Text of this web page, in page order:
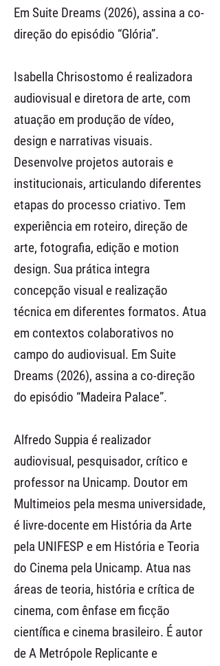
Em Suite Dreams (2026), assina a co-
direção do episódio “Glória”.
Isabella Chrisostomo é realizadora
audiovisual e diretora de arte, com
atuação em produção de vídeo,
design e narrativas visuais.
Desenvolve projetos autorais e
institucionais, articulando diferentes
etapas do processo criativo. Tem
experiência em roteiro, direção de
arte, fotografia, edição e motion
design. Sua prática integra
concepção visual e realização
técnica em diferentes formatos. Atua
em contextos colaborativos no
campo do audiovisual. Em Suite
Dreams (2026), assina a co-direção
do episódio “Madeira Palace”.
Alfredo Suppia é realizador
audiovisual, pesquisador, crítico e
professor na Unicamp. Doutor em
Multimeios pela mesma universidade,
é livre-docente em História da Arte
pela UNIFESP e em História e Teoria
do Cinema pela Unicamp. Atua nas
áreas de teoria, história e crítica de
cinema, com ênfase em ficção
científica e cinema brasileiro. É autor
de A Metrópole Replicante e